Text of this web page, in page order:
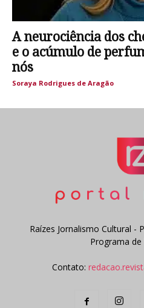
A neurociência dos
e o acúmulo de
nós
Soraya Rodrigues de Aragão
Raízes Jornalismo Cultural -
Programa de
Contato: